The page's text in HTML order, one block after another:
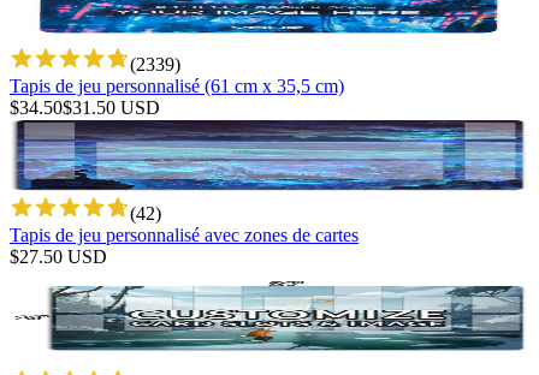
(2339)
Tapis de jeu personnalisé (61 cm x 35,5 cm)
$34.50$31.50 USD
(42)
Tapis de jeu personnalisé avec zones de cartes
$27.50 USD